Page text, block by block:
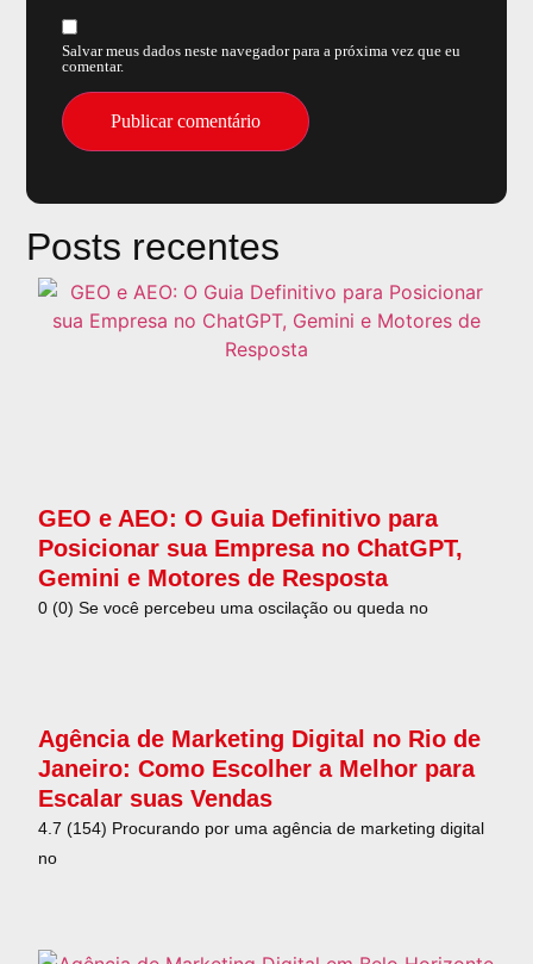
Salvar meus dados neste navegador para a próxima vez que eu
comentar.
Posts recentes
GEO e AEO: O Guia Definitivo para
Posicionar sua Empresa no ChatGPT,
Gemini e Motores de Resposta
0 (0) Se você percebeu uma oscilação ou queda no
Agência de Marketing Digital no Rio de
Janeiro: Como Escolher a Melhor para
Escalar suas Vendas
4.7 (154) Procurando por uma agência de marketing digital
no